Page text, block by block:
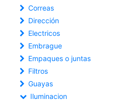
Correas
Dirección
Electricos
Embrague
Empaques o juntas
Filtros
Guayas
Iluminacion